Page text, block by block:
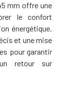
mm offre une
le confort
énergétique.
et une mise
pour garantir
retour sur